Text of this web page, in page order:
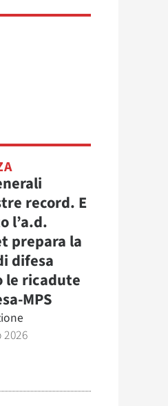
record. E
l’a.d.
prepara la
difesa
le ricadute
MPS
2026